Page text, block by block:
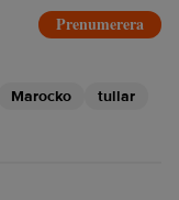
Prenumerera
Marocko
tullar